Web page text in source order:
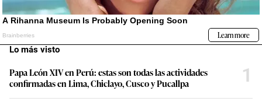
Lo más visto
Papa León XIV en Perú: estas son todas las actividades
confirmadas en Lima, Chiclayo, Cusco y Pucallpa
1